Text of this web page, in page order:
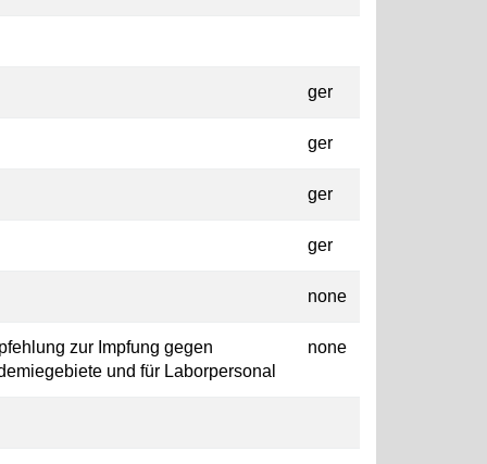
ger
ger
ger
ger
none
zur Impfung gegen
und für Laborpersonal
none